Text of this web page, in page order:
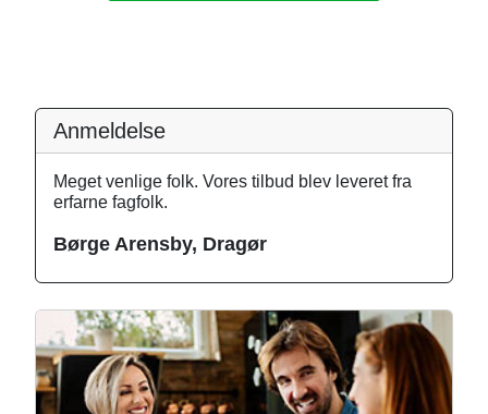
Anmeldelse
Meget venlige folk. Vores tilbud blev leveret fra
erfarne fagfolk.
Børge Arensby, Dragør